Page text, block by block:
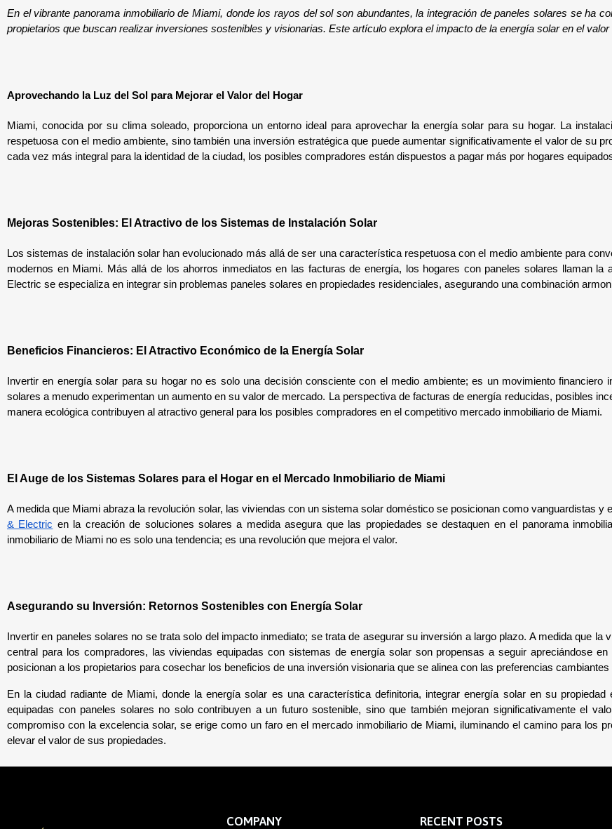
En el vibrante panorama inmobiliario de Miami, donde los rayos del sol son abundantes, la integración de paneles solares se ha
propietarios que buscan realizar inversiones sostenibles y visionarias. Este artículo explora el impacto de la energía solar en el valor
Aprovechando la Luz del Sol para Mejorar el Valor del Hogar
Miami, conocida por su clima soleado, proporciona un entorno ideal para aprovechar la energía solar para su hogar. La
respetuosa con el medio ambiente, sino también una inversión estratégica que puede aumentar significativamente el valor de su
cada vez más integral para la identidad de la ciudad, los posibles compradores están dispuestos a pagar más por hogares
Mejoras Sostenibles: El Atractivo de los Sistemas de Instalación Solar
Los sistemas de instalación solar han evolucionado más allá de ser una característica respetuosa con el medio ambiente para
modernos en Miami. Más allá de los ahorros inmediatos en las facturas de energía, los hogares con paneles solares llaman la
Electric se especializa en integrar sin problemas paneles solares en propiedades residenciales, asegurando una combinación
Beneficios Financieros: El Atractivo Económico de la Energía Solar
Invertir en energía solar para su hogar no es solo una decisión consciente con el medio ambiente; es un movimiento financiero
solares a menudo experimentan un aumento en su valor de mercado. La perspectiva de facturas de energía reducidas, posibles
manera ecológica contribuyen al atractivo general para los posibles compradores en el competitivo mercado inmobiliario de Miami.
El Auge de los Sistemas Solares para el Hogar en el Mercado Inmobiliario de Miami
A medida que Miami abraza la revolución solar, las viviendas con un sistema solar doméstico se posicionan como vanguardistas y
& Electric en la creación de soluciones solares a medida asegura que las propiedades se destaquen en el panorama
inmobiliario de Miami no es solo una tendencia; es una revolución que mejora el valor.
Asegurando su Inversión: Retornos Sostenibles con Energía Solar
Invertir en paneles solares no se trata solo del impacto inmediato; se trata de asegurar su inversión a largo plazo. A medida que la
central para los compradores, las viviendas equipadas con sistemas de energía solar son propensas a seguir apreciándose
posicionan a los propietarios para cosechar los beneficios de una inversión visionaria que se alinea con las preferencias
En la ciudad radiante de Miami, donde la energía solar es una característica definitoria, integrar energía solar en su
equipadas con paneles solares no solo contribuyen a un futuro sostenible, sino que también mejoran significativamente el
compromiso con la excelencia solar, se erige como un faro en el mercado inmobiliario de Miami, iluminando el camino para los
elevar el valor de sus propiedades.
COMPANY RECENT POSTS